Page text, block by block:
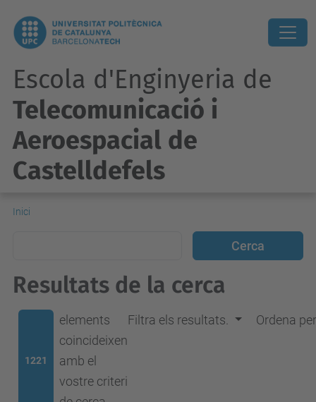
Escola d'Enginyeria de
Telecomunicació i
Aeroespacial de
Castelldefels
Inici
Resultats de la cerca
1221
elements
coincideixen
amb el
vostre criteri
Filtra els resultats. Ordena